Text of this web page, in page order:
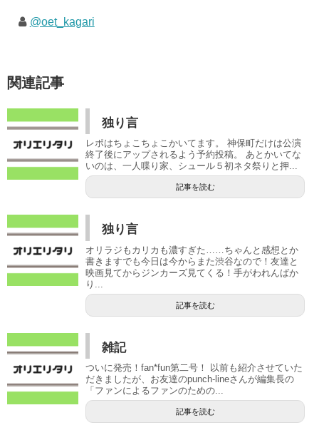
@oet_kagari
関連記事
独り言
レポはちょこちょこかいてます。 神保町だけは公演
終了後にアップされるよう予約投稿。 あとかいてな
いのは、一人喋り家、シュール５初ネタ祭りと押...
記事を読む
独り言
オリラジもカリカも濃すぎた……ちゃんと感想とか
書きますでも今日は今からまた渋谷なので！友達と
映画見てからジンカーズ見てくる！手がわれんばか
り...
記事を読む
雑記
ついに発売！fan*fun第二号！ 以前も紹介させていた
だきましたが、お友達のpunch-lineさんが編集長の
「ファンによるファンのための...
記事を読む